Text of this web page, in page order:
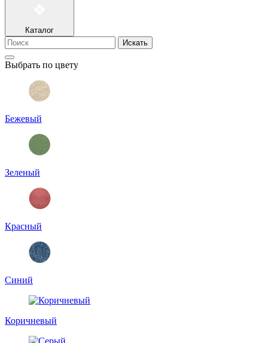
Каталог
Искать
Выбрать по цвету
Бежевый
Зеленый
Красный
Синий
Коричневый